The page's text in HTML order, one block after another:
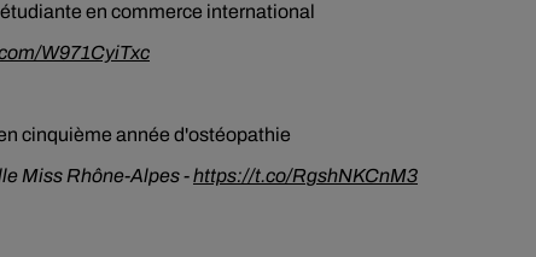
en commerce international
W971CyiTxc
cinquième année d'ostéopathie
Miss Rhône-Alpes -https://t.co/RgshNKCnM3